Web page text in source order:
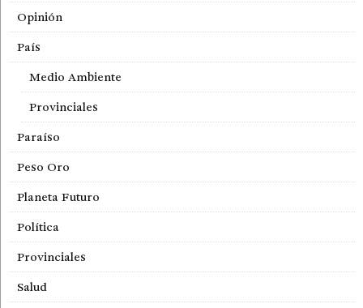
Opinión
País
Medio Ambiente
Provinciales
Paraíso
Peso Oro
Planeta Futuro
Política
Provinciales
Salud